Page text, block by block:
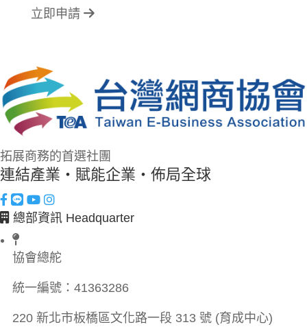
立即申請
拓展商務的首選社團
連結產業・賦能企業・佈局全球
總部資訊 Headquarter
協會總舵
統一編號： 41363286
220 新北市板橋區文化路一段 313 號 (育成中心)